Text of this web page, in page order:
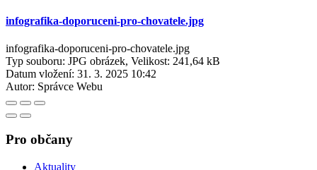
infografika-doporuceni-pro-chovatele.jpg
infografika-doporuceni-pro-chovatele.jpg
Typ souboru: JPG obrázek, Velikost: 241,64 kB
Datum vložení: 31. 3. 2025 10:42
Autor: Správce Webu
Pro občany
Aktuality